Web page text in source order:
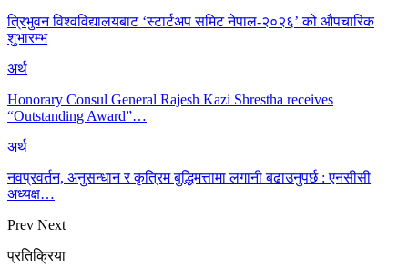
त्रिभुवन विश्वविद्यालयबाट ‘स्टार्टअप समिट नेपाल-२०२६’ को औपचारिक
शुभारम्भ
अर्थ
Honorary Consul General Rajesh Kazi Shrestha receives
“Outstanding Award”…
अर्थ
नवप्रवर्तन, अनुसन्धान र कृत्रिम बुद्धिमत्तामा लगानी बढाउनुपर्छ : एनसीसी
अध्यक्ष…
Prev Next
प्रतिक्रिया